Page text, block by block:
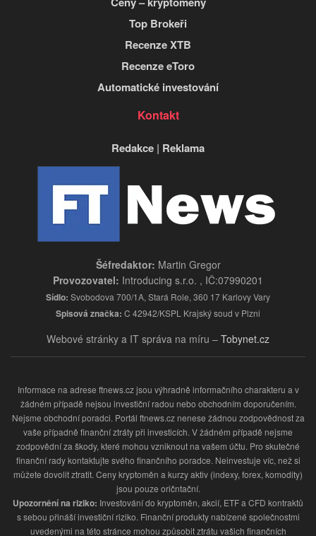
Top Brokeři
Recenze XTB
Recenze eToro
Automatické investování
Kontakt
Redakce | Reklama
Šéfredaktor: Martin Gregor
Provozovatel: Introducing s.r.o. , IČ:07990201
Sídlo: Svobodova 700/1A, Stará Role, 360 17 Karlovy Vary
Spisová značka: C 42942/KSPL Krajský soud v Plzni
Webové stránky a IT správa na míru – Tobynet.cz
Informace na adrese ftnews.cz jsou výhradně informačního charakteru a v
žádném případě nejsou investiční radou nebo obchodním doporučením.
Nejsme obchodní poradci. Portál ftnews.cz nenese žádnou zodpovědnost za
vaše případně finanční ztráty při investicích. V žádném případě nejsme
zodpovědní za škody, které mohou vzniknout na vašem účtu. Pro skutečné
finanční rady kontaktujte svého finančního poradce. Neinvestuje víc, než si
můžete dovolit ztratit. Ceny kryptoměn a kurzy aktiv (indexy, forex, komodity)
jsou pouze oričntační.
Upozornění na riziko: Investování do kryptoměn, akcií, ETF a CFD kontraktů
s sebou přináší investiční riziko. Finanční produkty nabízené společnostmi
uvedenými na této stránce mohou způsobit ztrátu vašich finančních